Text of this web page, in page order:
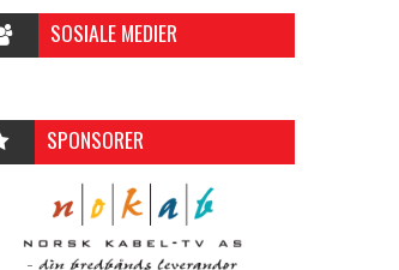
SOSIALE MEDIER
SPONSORER